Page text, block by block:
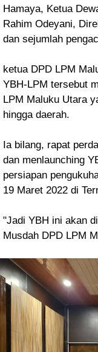
Hamaya, Ketua
Rahim Odeyani,
dan sejumlah
ketua DPD LPM
YBH-LPM tersebut
LPM Maluku Utara
hingga daerah.
Ia bilang, rapat
dan menlaunching
persiapan
19 Maret 2022 di
"Jadi YBH ini akan
Musdah DPD LPM